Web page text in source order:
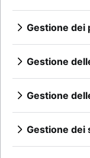
Gestione dei
Modello
Gestione
Best
Tipi di
Gestione
Cos'è
Gestione dei